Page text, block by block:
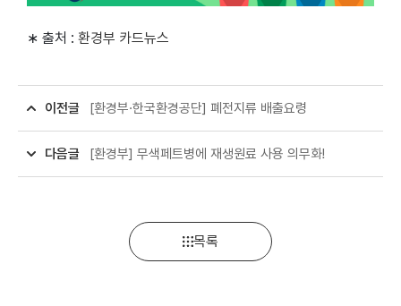
∗ 출처 : 환경부 카드뉴스
이전글 [환경부·한국환경공단] 폐전지류 배출요령
다음글 [환경부] 무색페트병에 재생원료 사용 의무화!
목록